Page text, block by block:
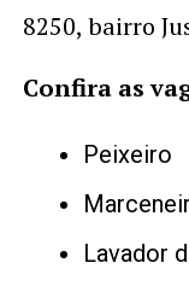
8250, bairro
Confira as
Peixeiro
Lavador